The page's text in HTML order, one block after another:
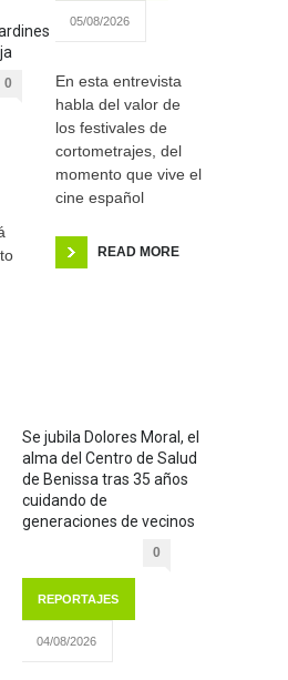
0
05/08/2026
En esta entrevista
habla del valor de
los festivales de
cortometrajes, del
momento que vive el
cine español
READ MORE
Se jubila Dolores Moral, el
alma del Centro de Salud
de Benissa tras 35 años
cuidando de
generaciones de vecinos
0
REPORTAJES
04/08/2026